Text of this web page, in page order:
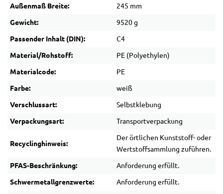
Außenmaß Breite: 245 mm
Gewicht: 9520 g
Passender Inhalt (DIN): C4
Material/Rohstoff: PE (Polyethylen)
Materialcode: PE
Farbe: weiß
Verschlussart: Selbstklebung
Verpackungsart: Transportverpackung
Recyclinghinweis:
Der örtlichen Kunststoff- oder
Wertstoffsammlung zuführen.
PFAS-Beschränkung: Anforderung erfüllt.
Schwermetallgrenzwerte: Anforderung erfüllt.